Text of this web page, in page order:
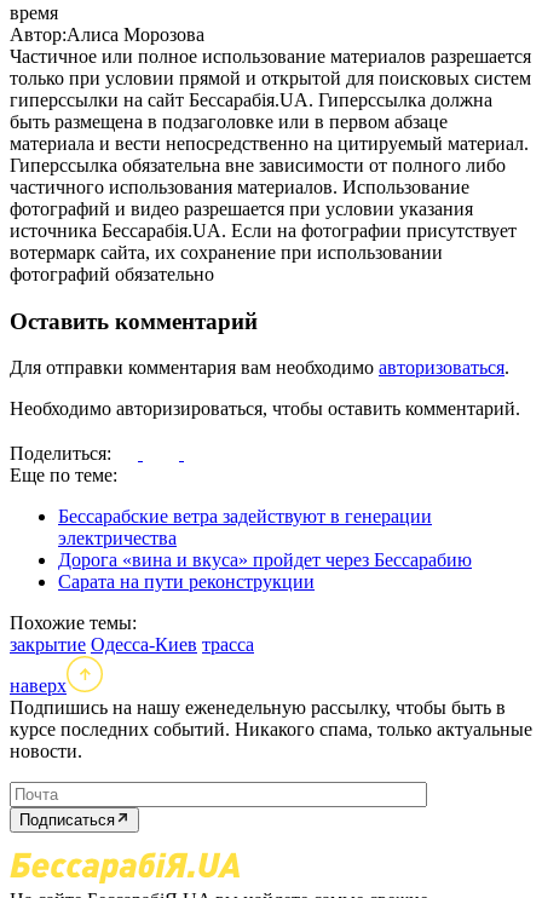
время
Автор:Алиса Морозова
Частичное или полное использование материалов разрешается
только при условии прямой и открытой для поисковых систем
гиперссылки на сайт Бессарабія.UA. Гиперссылка должна
быть размещена в подзаголовке или в первом абзаце
материала и вести непосредственно на цитируемый материал.
Гиперссылка обязательна вне зависимости от полного либо
частичного использования материалов. Использование
фотографий и видео разрешается при условии указания
источника Бессарабія.UA. Если на фотографии присутствует
вотермарк сайта, их сохранение при использовании
фотографий обязательно
Оставить комментарий
Для отправки комментария вам необходимо авторизоваться.
Необходимо авторизироваться, чтобы оставить комментарий.
Поделиться:
Еще по теме:
Бессарабские ветра задействуют в генерации
электричества
Дорога «вина и вкуса» пройдет через Бессарабию
Сарата на пути реконструкции
Похожие темы:
закрытие Одесса-Киев трасса
наверх
Подпишись на нашу еженедельную рассылку, чтобы быть в
курсе последних событий. Никакого спама, только актуальные
новости.
Подписаться